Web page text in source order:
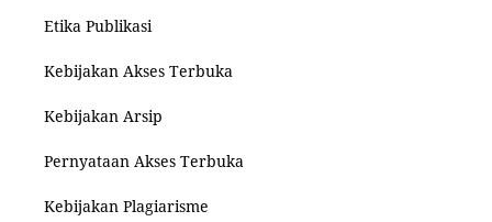
Etika Publikasi
Kebijakan Akses Terbuka
Kebijakan Arsip
Pernyataan Akses Terbuka
Kebijakan Plagiarisme